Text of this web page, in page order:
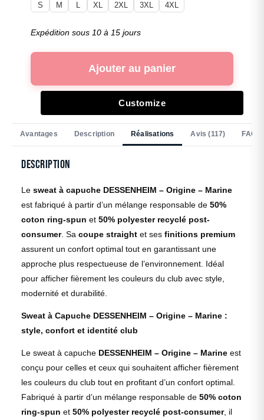
S
M L XL 2XL 3XL 4XL
Expédition sous 10 à 15 jours
Ajouter au panier
Customize
Avantages Description Réalisations Avis (117) FAQ
Description
Le sweat à capuche DESSENHEIM – Origine – Marine
est fabriqué à partir d’un mélange responsable de 50%
coton ring-spun et 50% polyester recyclé post-
consumer. Sa coupe straight et ses finitions premium
assurent un confort optimal tout en garantissant une
approche plus respectueuse de l’environnement. Idéal
pour afficher fièrement les couleurs du club avec style,
modernité et durabilité.
Sweat à Capuche DESSENHEIM – Origine – Marine :
style, confort et identité club
Le sweat à capuche DESSENHEIM – Origine – Marine est
conçu pour celles et ceux qui souhaitent afficher fièrement
les couleurs du club tout en profitant d’un confort optimal.
Fabriqué à partir d’un mélange responsable de 50% coton
ring-spun et 50% polyester recyclé post-consumer, il